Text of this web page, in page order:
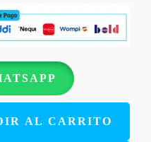
AL CARRITO